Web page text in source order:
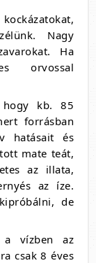
Nagy
Ha
orvossal
hogy kb. 85
forrásban
hatásait és
mate teát,
az illata,
az íze.
de
vízben az
csak 8 éves